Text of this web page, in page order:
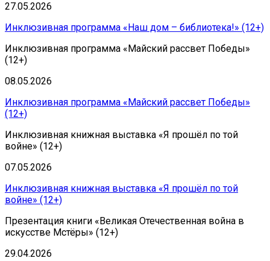
27.05.2026
Инклюзивная программа «Наш дом – библиотека!» (12+)
Инклюзивная программа «Майский рассвет Победы»
(12+)
08.05.2026
Инклюзивная программа «Майский рассвет Победы»
(12+)
Инклюзивная книжная выставка «Я прошёл по той
войне» (12+)
07.05.2026
Инклюзивная книжная выставка «Я прошёл по той
войне» (12+)
Презентация книги «Великая Отечественная война в
искусстве Мстёры» (12+)
29.04.2026